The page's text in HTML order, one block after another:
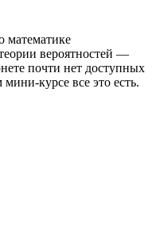
математике
вероятностей —
почти нет доступных
курсе все это есть.